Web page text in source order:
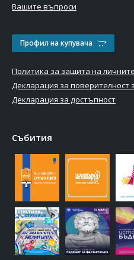
Вашите въпроси
Профил на купувача
Политика за защита на
Декларация за поверителност
Декларация за достъпност
Събития